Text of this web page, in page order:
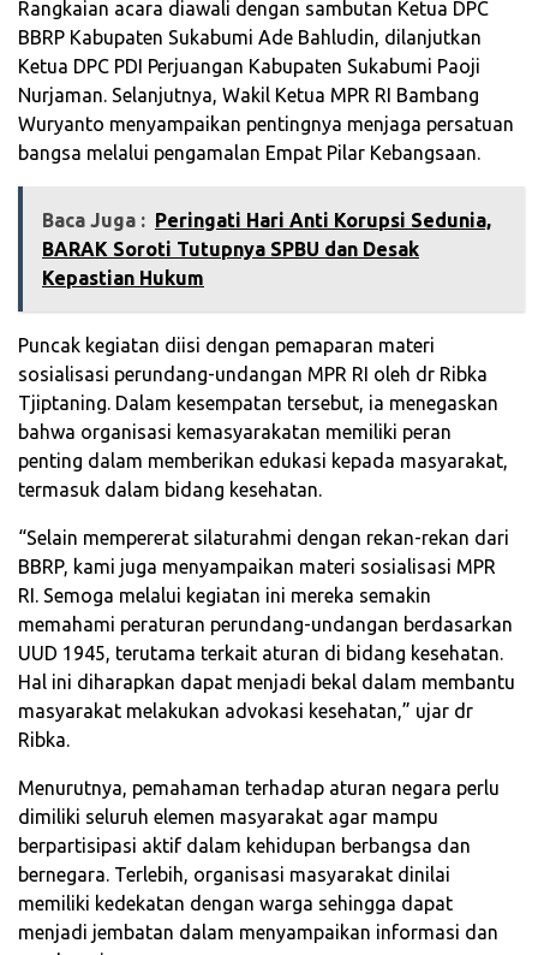
Rangkaian acara diawali dengan sambutan Ketua DPC
BBRP Kabupaten Sukabumi Ade Bahludin, dilanjutkan
Ketua DPC PDI Perjuangan Kabupaten Sukabumi Paoji
Nurjaman. Selanjutnya, Wakil Ketua MPR RI Bambang
Wuryanto menyampaikan pentingnya menjaga persatuan
bangsa melalui pengamalan Empat Pilar Kebangsaan.
Baca Juga : ‎Peringati Hari Anti Korupsi Sedunia,
BARAK Soroti Tutupnya SPBU dan Desak
Kepastian Hukum
Puncak kegiatan diisi dengan pemaparan materi
sosialisasi perundang-undangan MPR RI oleh dr Ribka
Tjiptaning. Dalam kesempatan tersebut, ia menegaskan
bahwa organisasi kemasyarakatan memiliki peran
penting dalam memberikan edukasi kepada masyarakat,
termasuk dalam bidang kesehatan.
“Selain mempererat silaturahmi dengan rekan-rekan dari
BBRP, kami juga menyampaikan materi sosialisasi MPR
RI. Semoga melalui kegiatan ini mereka semakin
memahami peraturan perundang-undangan berdasarkan
UUD 1945, terutama terkait aturan di bidang kesehatan.
Hal ini diharapkan dapat menjadi bekal dalam membantu
masyarakat melakukan advokasi kesehatan,” ujar dr
Ribka.
Menurutnya, pemahaman terhadap aturan negara perlu
dimiliki seluruh elemen masyarakat agar mampu
berpartisipasi aktif dalam kehidupan berbangsa dan
bernegara. Terlebih, organisasi masyarakat dinilai
memiliki kedekatan dengan warga sehingga dapat
menjadi jembatan dalam menyampaikan informasi dan